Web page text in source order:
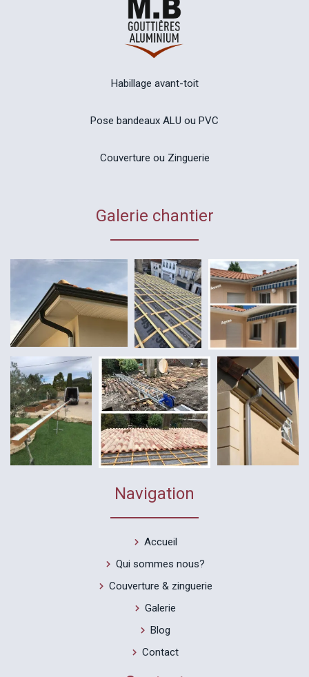
Habillage avant-toit
Pose bandeaux ALU ou PVC
Couverture ou Zinguerie
Galerie chantier
Navigation
Accueil
Qui sommes nous?
Couverture & zinguerie
Galerie
Blog
Contact